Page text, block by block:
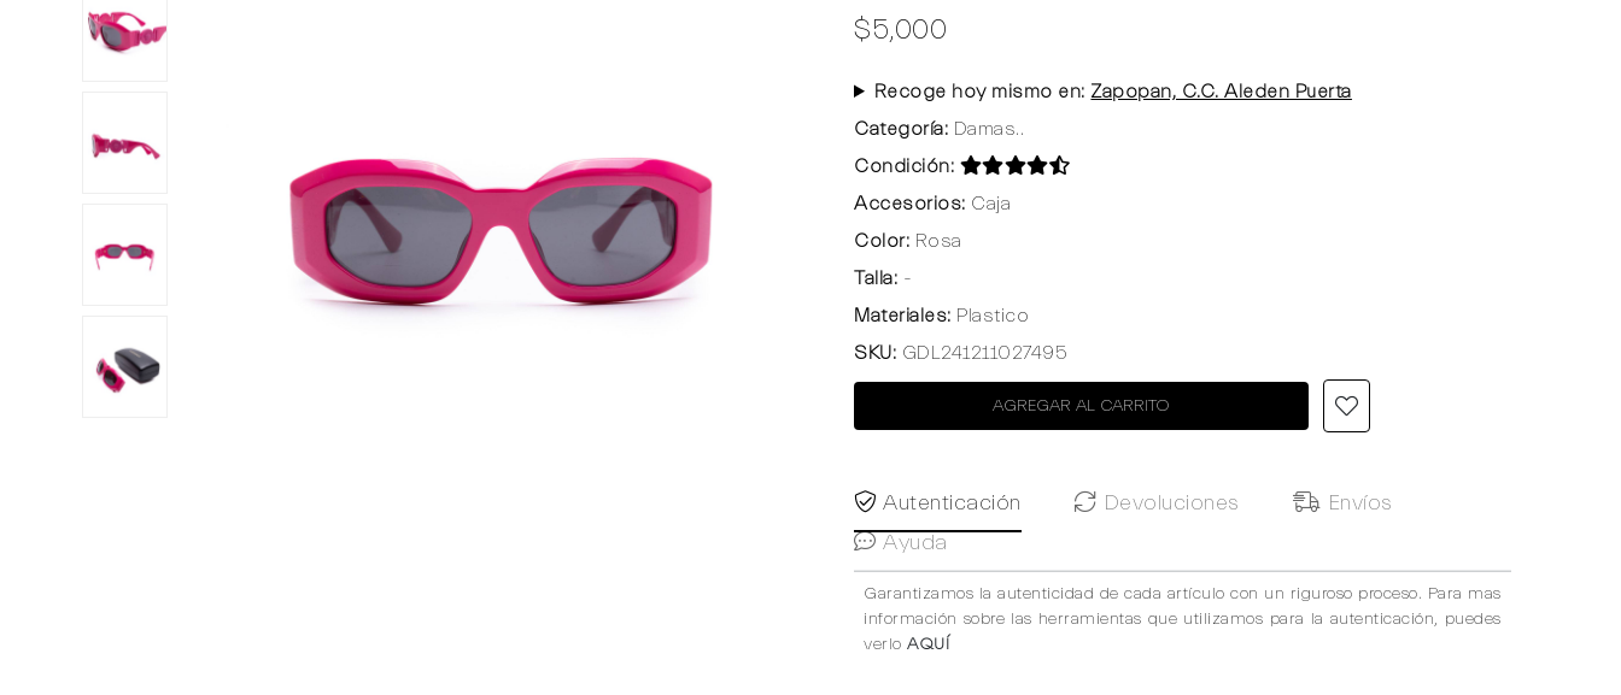
$5,000
Recoge hoy mismo en: Zapopan, C.C. Aleden Puerta
Categoría: Damas..
Condición:
Accesorios: Caja
Color: Rosa
Talla: -
Materiales: Plastico
SKU: GDL241211027495
AGREGAR AL CARRITO
Autenticación Devoluciones
Envíos
Ayuda
Garantizamos la autenticidad de cada artículo con un riguroso proceso. Para mas
información sobre las herramientas que utilizamos para la autenticación, puedes
verlo AQUÍ